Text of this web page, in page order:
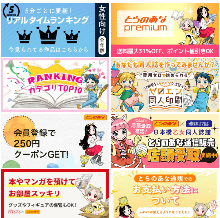
サンプル
作品詳細
サンプル
作品詳細
サンプル
作品詳細
十三番目の魔法使い
ROE
2,515円（税込）
レノックス×ファウスト
サンプル
嵐の谷の居候
ぽたぽた屋
1,320円 （税込）
レノックス×ファウスト
サンプル
うつし鏡のその向こう
プラム園の夢
660円（税込）
レノックス×ファウスト
サンプル